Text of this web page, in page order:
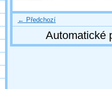
← Předchozí
Automatické